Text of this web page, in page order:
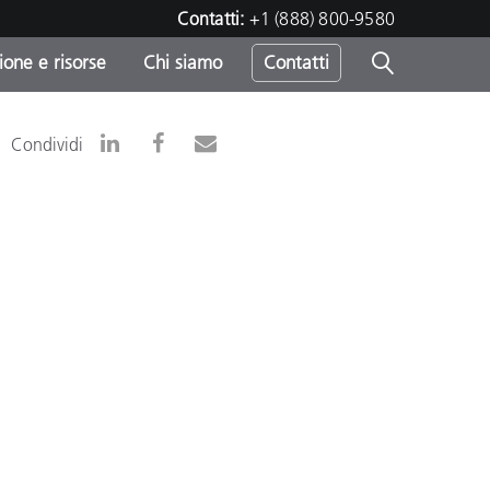
Contatti: +1 (888) 800-9580
e risorse Chi siamo Contatti
Condividi